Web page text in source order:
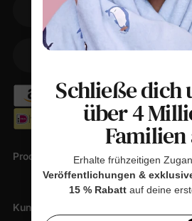
Produkte
Kundendienst
Ihre E-Mail
Schließe dich
über 4
Familien
Erhalte frühzeitigen
Veröffentlichungen &
15 % Rabatt auf deine